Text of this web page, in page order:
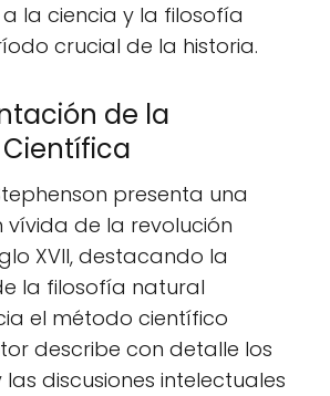
la ciencia y la filosofía
crucial de la historia.
de la
presenta una
vívida de la revolución
XVII, destacando la
la filosofía natural
el método científico
describe con detalle los
discusiones intelectuales